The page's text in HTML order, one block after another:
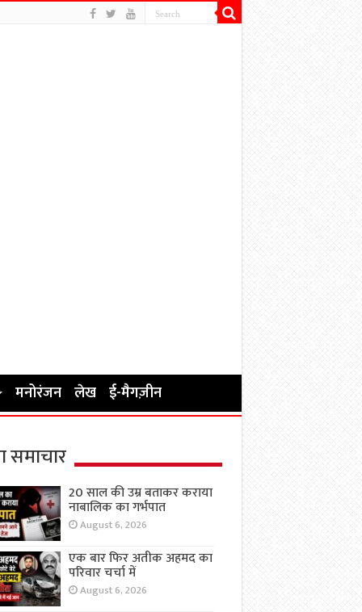
मनोरंजन लेख ई-मैगज़ीन
समाचार
20 साल की उम्र बताकर कराया
नाबालिक का गर्भपात
August 6, 2026
एक बार फिर अतीक अहमद का
परिवार चर्चा में
August 6, 2026